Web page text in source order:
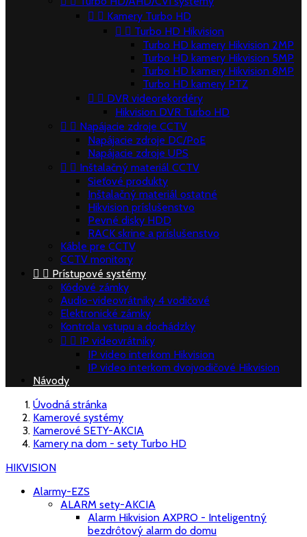
  Kamery Turbo HD
  Turbo HD Hikvision
Turbo HD kamery Hikvision 2MP
Turbo HD kamery Hikvision 5MP
Turbo HD kamery Hikvision 8MP
Turbo HD kamery PTZ
  DVR videorekordéry
Hikvision DVR Turbo HD
  Napájacie zdroje CCTV
Napájacie zdroje DC/PoE
Napájacie zdroje UPS
  Inštalačný materiál CCTV
Sieťové produkty
Inštalačný materiál ostatné
Hikvision príslušenstvo
Pevné disky HDD
RACK skrine a príslušenstvo
Káble pre CCTV
CCTV monitory
  Prístupové systémy
Kódové zámky
Audio-videovrátniky 4 vodičové
Elektronické zámky
Kontrola vstupu a dochádzky
  IP videovrátniky
IP video interkom Hikvision
IP video interkom dvojvodičové Hikvision
Návody
Úvodná stránka
Kamerové systémy
Kamerové SETY-AKCIA
Kamery na dom - sety Turbo HD
HIKVISION
Alarmy-EZS
ALARM sety-AKCIA
Alarm Hikvision AXPRO - Inteligentný
bezdrôtový alarm do domu